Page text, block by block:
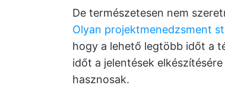
De természetesen nem
Olyan projektmenedzsment
hogy a lehető legtöbb időt a
időt a jelentések
hasznosak.